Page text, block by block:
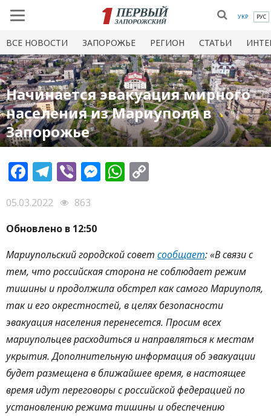
УКР РУС
ВСЕ НОВОСТИ ЗАПОРОЖЬЕ РЕГИОН СТАТЬИ
Начинается эвакуация мирного
населения из Мариуполя в
Запорожье
Facebook
Telegram
ViberMessenger
WhatsApp
05.03.2022
863
Обновлено в 12:50
Мариупольский городской совет сообщает: «В связи с
тем, что российская сторона не соблюдает режим
тишины и продолжила обстрел как самого Мариуполя,
так и его окрестностей, в целях безопасности
эвакуация населения перенесется. Просим всех
мариупольцев расходиться и направляться к местам
укрытия. Дополнительную информация об эвакуации
будет размещена в ближайшее время, в настоящее
время идут переговоры с российской федерацией по
установлению режима тишины и обеспечению